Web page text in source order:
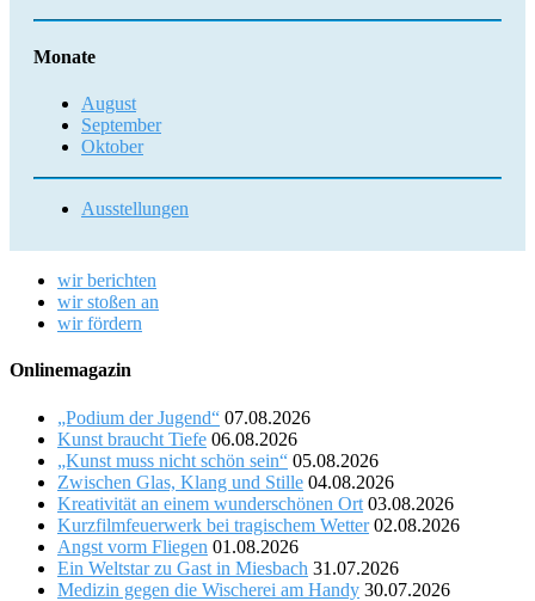
Monate
August
September
Oktober
Ausstellungen
wir berichten
wir stoßen an
wir fördern
Onlinemagazin
„Podium der Jugend“ 07.08.2026
Kunst braucht Tiefe 06.08.2026
„Kunst muss nicht schön sein“ 05.08.2026
Zwischen Glas, Klang und Stille 04.08.2026
Kreativität an einem wunderschönen Ort 03.08.2026
Kurzfilmfeuerwerk bei tragischem Wetter 02.08.2026
Angst vorm Fliegen 01.08.2026
Ein Weltstar zu Gast in Miesbach 31.07.2026
Medizin gegen die Wischerei am Handy 30.07.2026